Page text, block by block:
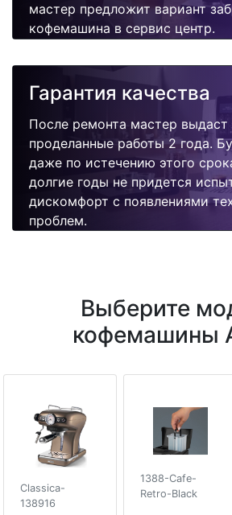
мастер предложит вариант
кофемашина в сервис центр.
Гарантия качества
После ремонта мастер выдаст
проделанные работы 2 года.
даже по истечению этого
долгие годы не придется
дискомфорт с появлениями
проблем.
Выберите
кофемашины
Classica-
138916
1388-Cafe-
Retro-Black